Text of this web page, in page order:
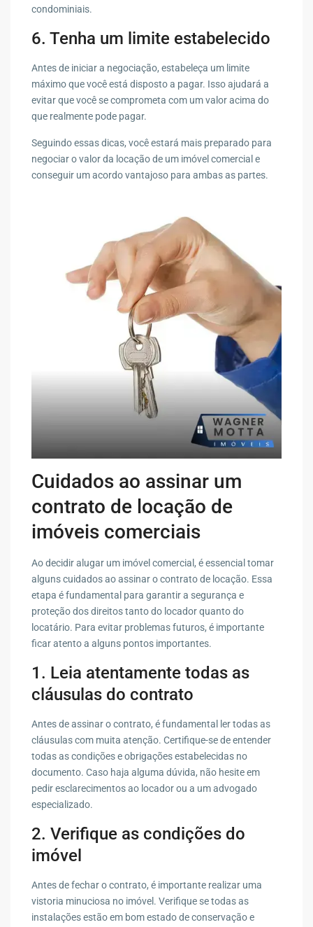
condominiais.
6. Tenha um limite estabelecido
Antes de iniciar a negociação, estabeleça um limite
máximo que você está disposto a pagar. Isso ajudará a
evitar que você se comprometa com um valor acima do
que realmente pode pagar.
Seguindo essas dicas, você estará mais preparado para
negociar o valor da locação de um imóvel comercial e
conseguir um acordo vantajoso para ambas as partes.
Cuidados ao assinar um
contrato de locação de
imóveis comerciais
Ao decidir alugar um imóvel comercial, é essencial tomar
alguns cuidados ao assinar o contrato de locação. Essa
etapa é fundamental para garantir a segurança e
proteção dos direitos tanto do locador quanto do
locatário. Para evitar problemas futuros, é importante
ficar atento a alguns pontos importantes.
1. Leia atentamente todas as
cláusulas do contrato
Antes de assinar o contrato, é fundamental ler todas as
cláusulas com muita atenção. Certifique-se de entender
todas as condições e obrigações estabelecidas no
documento. Caso haja alguma dúvida, não hesite em
pedir esclarecimentos ao locador ou a um advogado
especializado.
2. Verifique as condições do
imóvel
Antes de fechar o contrato, é importante realizar uma
vistoria minuciosa no imóvel. Verifique se todas as
instalações estão em bom estado de conservação e